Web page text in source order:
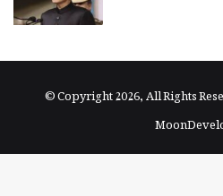
© Copyright 2026, All Rights